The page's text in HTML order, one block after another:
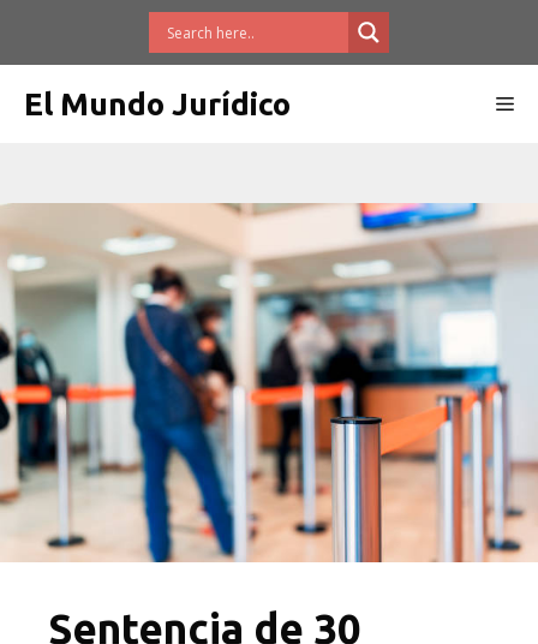
El Mundo Jurídico
Sentencia de 30